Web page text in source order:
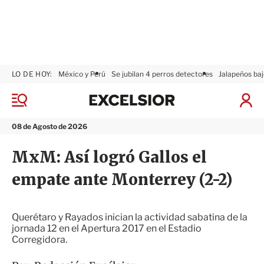
M
n
08 de Agosto de 2026
LO DE HOY: México y Perú Se jubilan 4 perros detectores Jalapeños
I
i
x
i
r
MxM: Así logró Gallos el
empate ante Monterrey (2-2)
Querétaro y Rayados inician la actividad sabatina de la
jornada 12 en el Apertura 2017 en el Estadio
Corregidora.